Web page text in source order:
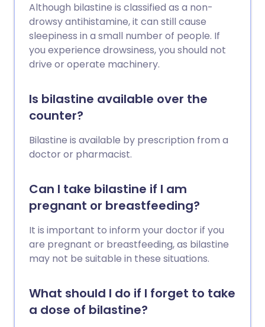
Although bilastine is classified as a non-
drowsy antihistamine, it can still cause
sleepiness in a small number of people. If
you experience drowsiness, you should not
drive or operate machinery.
Is bilastine available over the
counter?
Bilastine is available by prescription from a
doctor or pharmacist.
Can I take bilastine if I am
pregnant or breastfeeding?
It is important to inform your doctor if you
are pregnant or breastfeeding, as bilastine
may not be suitable in these situations.
What should I do if I forget to take
a dose of bilastine?